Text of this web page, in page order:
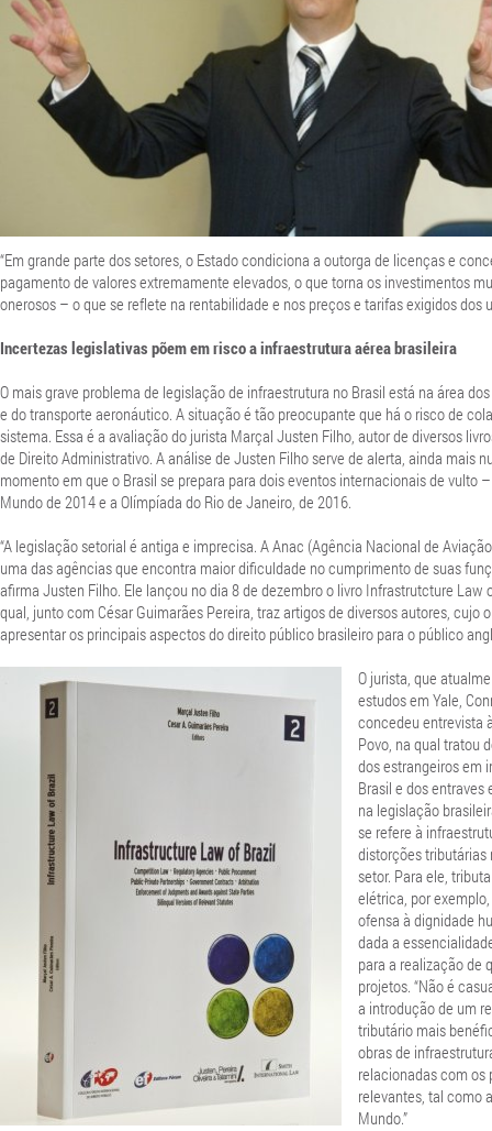
“Em grande parte dos setores, o Estado condiciona a outorga de licenças e
pagamento de valores extremamente elevados, o que torna os investimentos
onerosos – o que se reflete na rentabilidade e nos preços e tarifas exigidos dos
Incertezas legislativas põem em risco a infraestrutura aérea brasileira
O mais grave problema de legislação de infraestrutura no Brasil está na área
e do transporte aeronáutico. A situação é tão preocupante que há o risco de
sistema. Essa é a avaliação do jurista Marçal Jus­ten Filho, autor de diversos
de Direito Administrativo. A análise de Justen Filho serve de alerta, ainda mais
momento em que o Brasil se prepara para dois eventos internacionais de vulto
Mundo de 2014 e a Olímpíada do Rio de Janeiro, de 2016.
“A legislação setorial é antiga e imprecisa. A Anac (Agência Nacional de
uma das agências que encontra maior dificuldade no cumprimento de suas
afirma Justen Filho. Ele lançou no dia 8 de dezembro o livro Infrastrutcture Law
qual, junto com César Guimarães Pereira, traz artigos de diversos autores, cujo
apresentar os principais aspectos do direito público brasileiro para o público
O jurista, que
estudos em Yale,
concedeu entrevista
Povo, na qual tratou
dos estrangeiros em
Brasil e dos entraves
na legislação
se refere à
distorções tributárias
setor. Para ele,
elétrica, por exemplo,
ofensa à dignidade
dada a
para a realização de
projetos. “Não é
a introdução de um
tributário mais
obras de
relacionadas com os
relevantes, tal como
Mundo.”